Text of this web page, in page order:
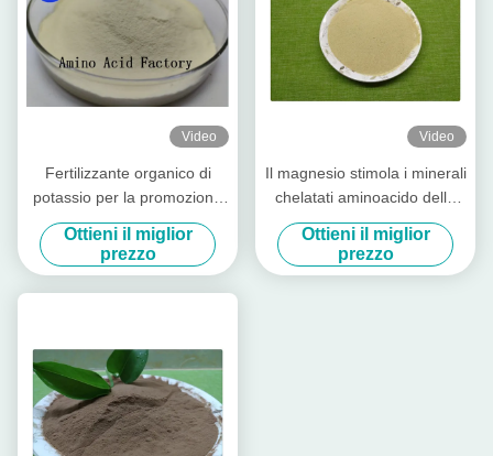
Video
Fertilizzante organico di
potassio per la promozione
della colorazione della frutta
Ottieni il miglior
prezzo
Video
Il magnesio stimola i minerali
chelatati aminoacido della
crescita di pianta per
fertilizzante organico fogliare
Ottieni il miglior
prezzo